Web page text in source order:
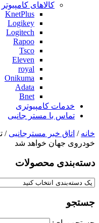
کالاهای کامپیوتر
KnetPlus
Logikey
Logitech
Rapoo
Tsco
Eleven
royal
Onikuma
Adata
Bnet
خدمات کامپیوتری
تماس با مستر جانبی
خانه / اتاق خبر مسترجانبی
خودروی جهان خواهد شد
دسته‌بندی‌ محصولات
جستجو